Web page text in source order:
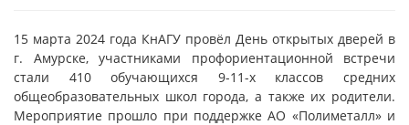
15 марта 2024 года КнАГУ провёл День открытых дверей в
г. Амурске, участниками профориентационной встречи
стали 410 обучающихся 9-11-х классов средних
общеобразовательных школ города, а также их родители.
Мероприятие прошло при поддержке АО «Полиметалл» и